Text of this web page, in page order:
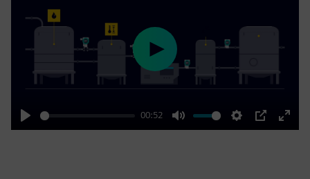
Play
00:52
Mute Settings
PIP
Enter
Play